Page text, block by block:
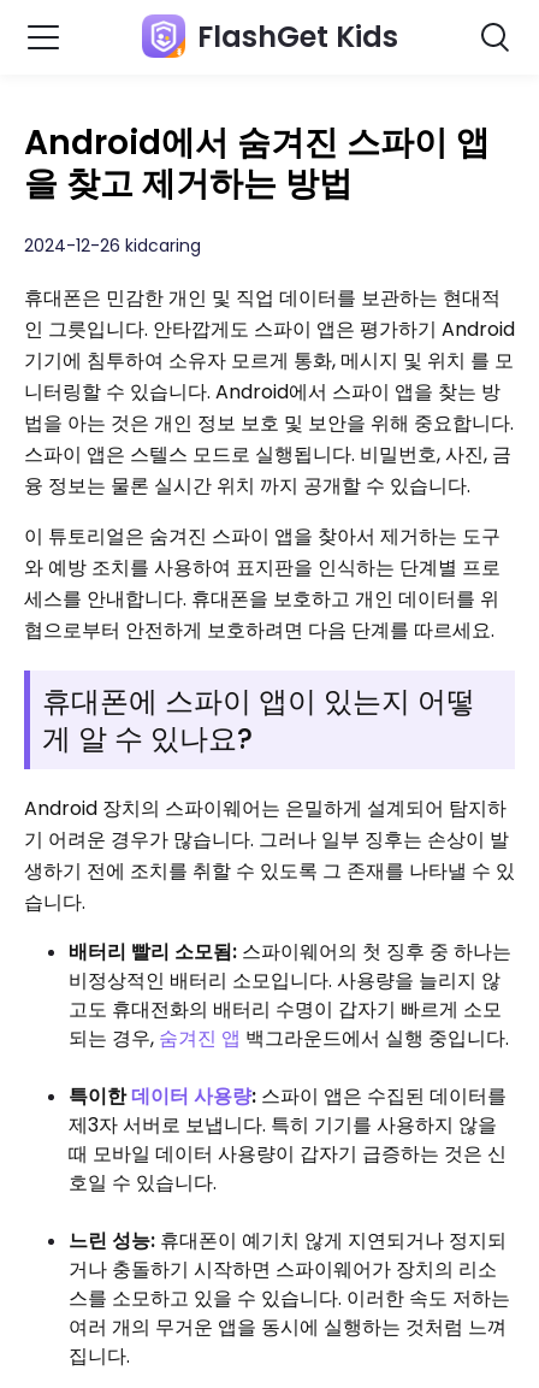
FlashGet Kids
Android에서 숨겨진 스파이 앱
을 찾고 제거하는 방법
2024-12-26 kidcaring
휴대폰은 민감한 개인 및 직업 데이터를 보관하는 현대적
인 그릇입니다. 안타깝게도 스파이 앱은 평가하기 Android
기기에 침투하여 소유자 모르게 통화, 메시지 및 위치 를 모
니터링할 수 있습니다. Android에서 스파이 앱을 찾는 방
법을 아는 것은 개인 정보 보호 및 보안을 위해 중요합니다.
스파이 앱은 스텔스 모드로 실행됩니다. 비밀번호, 사진, 금
융 정보는 물론 실시간 위치 까지 공개할 수 있습니다.
이 튜토리얼은 숨겨진 스파이 앱을 찾아서 제거하는 도구
와 예방 조치를 사용하여 표지판을 인식하는 단계별 프로
세스를 안내합니다. 휴대폰을 보호하고 개인 데이터를 위
협으로부터 안전하게 보호하려면 다음 단계를 따르세요.
휴대폰에 스파이 앱이 있는지 어떻
게 알 수 있나요?
Android 장치의 스파이웨어는 은밀하게 설계되어 탐지하
기 어려운 경우가 많습니다. 그러나 일부 징후는 손상이 발
생하기 전에 조치를 취할 수 있도록 그 존재를 나타낼 수 있
습니다.
배터리 빨리 소모됨: 스파이웨어의 첫 징후 중 하나는
비정상적인 배터리 소모입니다. 사용량을 늘리지 않
고도 휴대전화의 배터리 수명이 갑자기 빠르게 소모
되는 경우, 숨겨진 앱 백그라운드에서 실행 중입니다.
특이한데이터 사용량: 스파이 앱은 수집된 데이터를
제3자 서버로 보냅니다. 특히 기기를 사용하지 않을
때 모바일 데이터 사용량이 갑자기 급증하는 것은 신
호일 수 있습니다.
느린 성능: 휴대폰이 예기치 않게 지연되거나 정지되
거나 충돌하기 시작하면 스파이웨어가 장치의 리소
스를 소모하고 있을 수 있습니다. 이러한 속도 저하는
여러 개의 무거운 앱을 동시에 실행하는 것처럼 느껴
집니다.